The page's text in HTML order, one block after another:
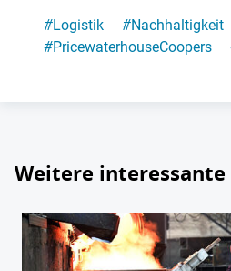
#Logistik #Nachhaltigkeit
#PricewaterhouseCoopers
Weitere